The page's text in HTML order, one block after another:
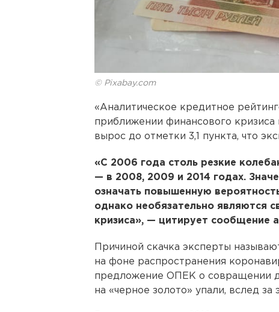
© Pixabay.com
«Аналитическое кредитное
приближении финансового кризиса
вырос до отметки 3,1 пункта, что
«С 2006 года столь резкие
— в 2008, 2009 и 2014 годах.
означать повышенную
однако необязательно являются
кризиса», — цитирует сообщение
Причиной скачка эксперты
на фоне распространения
предложение ОПЕК о совращении
на «черное золото» упали, вслед